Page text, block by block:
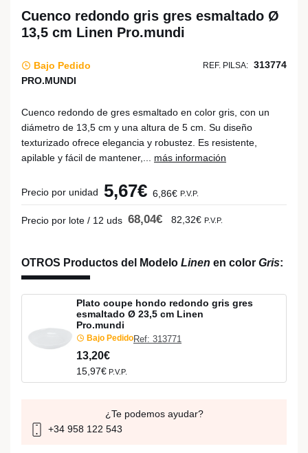
Cuenco redondo gris gres esmaltado Ø
13,5 cm Linen Pro.mundi
Bajo Pedido REF. PILSA: 313774
PRO.MUNDI
Cuenco redondo de gres esmaltado en color gris, con un
diámetro de 13,5 cm y una altura de 5 cm. Su diseño
texturizado ofrece elegancia y robustez. Es resistente,
apilable y fácil de mantener,... más información
Precio por unidad 5,67€ 6,86€ P.V.P.
Precio por lote / 12 uds 68,04€ 82,32€ P.V.P.
OTROS Productos del Modelo Linen en color Gris:
Plato coupe hondo redondo gris gres
esmaltado Ø 23,5 cm Linen
Pro.mundi
Bajo PedidoRef: 313771
13,20€
15,97€ P.V.P.
¿Te podemos ayudar?
+34 958 122 543